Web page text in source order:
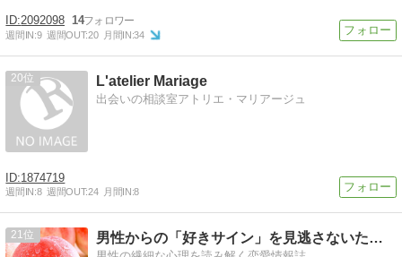
2092098 14
週間IN:9 週間OUT:20 月間IN:34
20 L'atelier Mariage
出会いの相談室アトリエ・マリアージュ
1874719
週間IN:8 週間OUT:24 月間IN:8
21 男性からの「好きサイン」を見逃さないための方法